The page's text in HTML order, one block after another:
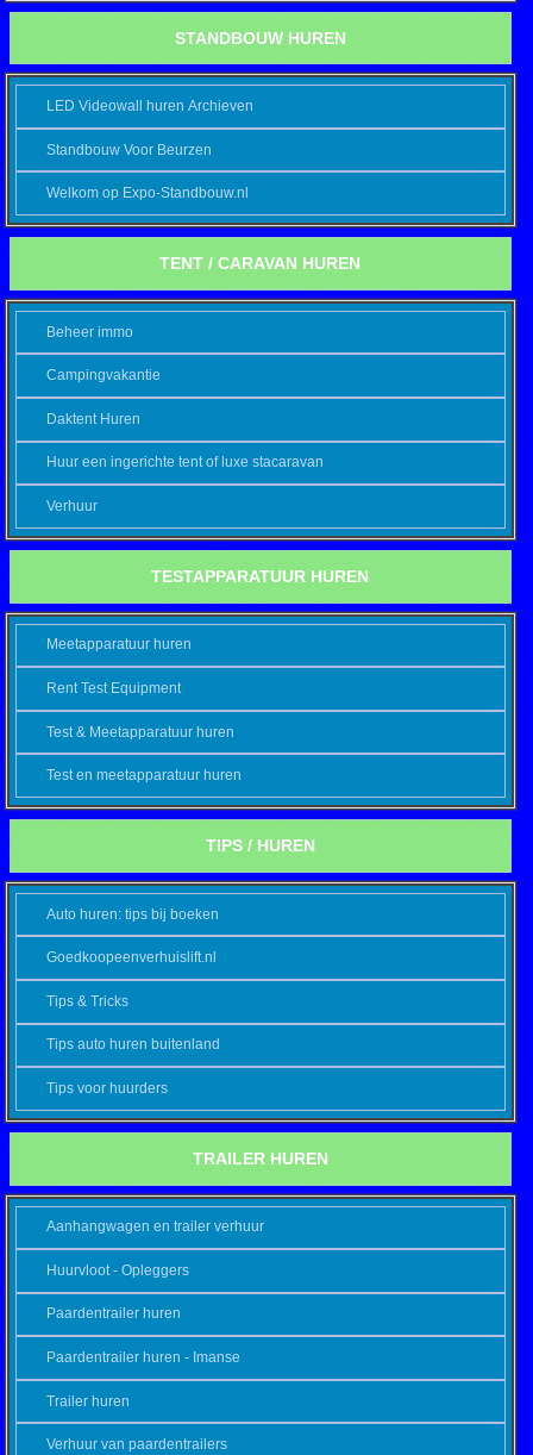
STANDBOUW HUREN
LED Videowall huren Archieven
Standbouw Voor Beurzen
Welkom op Expo-Standbouw.nl
TENT / CARAVAN HUREN
Beheer immo
Campingvakantie
Daktent Huren
Huur een ingerichte tent of luxe stacaravan
Verhuur
TESTAPPARATUUR HUREN
Meetapparatuur huren
Rent Test Equipment
Test & Meetapparatuur huren
Test en meetapparatuur huren
TIPS / HUREN
Auto huren: tips bij boeken
Goedkoopeenverhuislift.nl
Tips & Tricks
Tips auto huren buitenland
Tips voor huurders
TRAILER HUREN
Aanhangwagen en trailer verhuur
Huurvloot - Opleggers
Paardentrailer huren
Paardentrailer huren - Imanse
Trailer huren
Verhuur van paardentrailers